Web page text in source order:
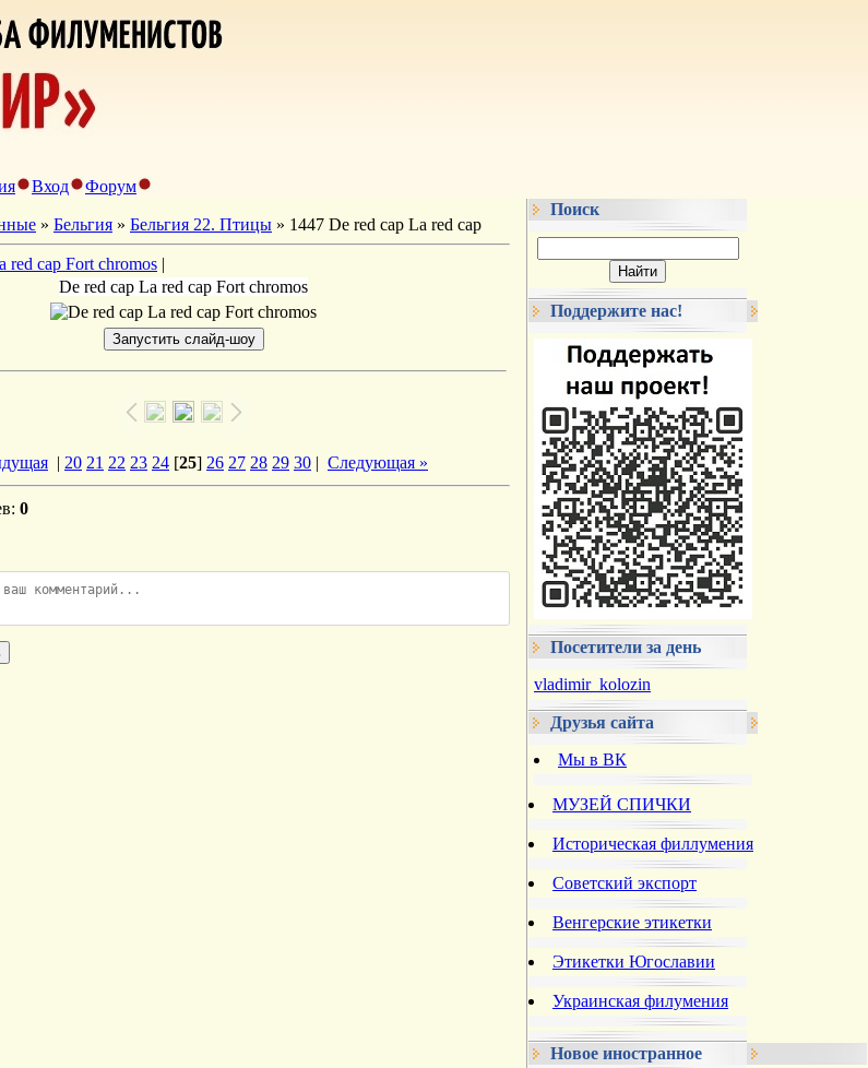
Вход
Форум
» Бельгия » Бельгия 22. Птицы » 1447 De red cap La red cap
red cap Fort chromos |
De red cap La red cap Fort chromos
| 20 21 22 23 24 [25] 26 27 28 29 30 | Следующая »
: 0
Поиск
Поддержите нас!
Посетители за день
vladimir_kolozin
Друзья сайта
Мы в ВК
МУЗЕЙ СПИЧКИ
Историческая филлумения
Советский экспорт
Венгерские этикетки
Этикетки Югославии
Украинская филумения
Новое иностранное